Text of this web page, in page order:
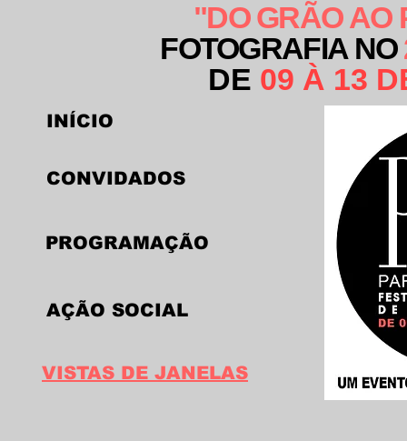
"DO GRÃO AO
FOTOGRAFIA NO
DE 09 À 13
INÍCIO
CONVIDADOS
PROGRAMAÇÃO
AÇÃO SOCIAL
VISTAS DE JANELAS